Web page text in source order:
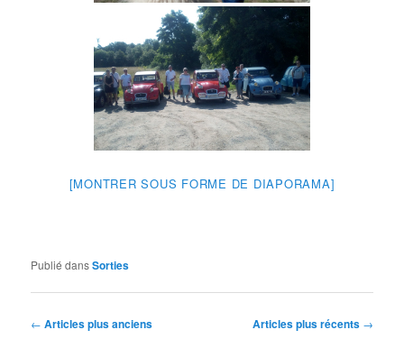
[MONTRER SOUS FORME DE DIAPORAMA]
Publié dansSorties
Navigation
← Articles plus anciens Articles plus récents →